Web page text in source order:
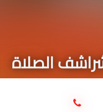
شراشف الصلاة